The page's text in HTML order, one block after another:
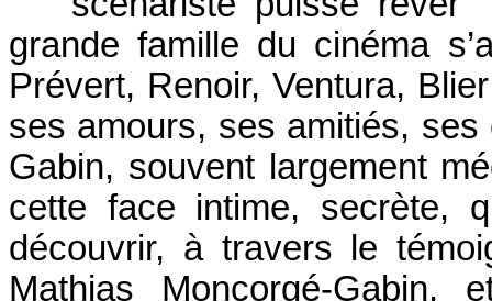
grande famille du cinéma
Prévert, Renoir, Ventura,
ses amours, ses amitiés,
Gabin, souvent largement
cette face intime, secrète,
découvrir, à travers le
Mathias Moncorgé-Gabin,